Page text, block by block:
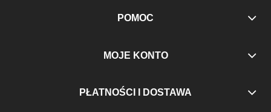
POMOC
MOJE KONTO
PŁATNOŚCI I DOSTAWA